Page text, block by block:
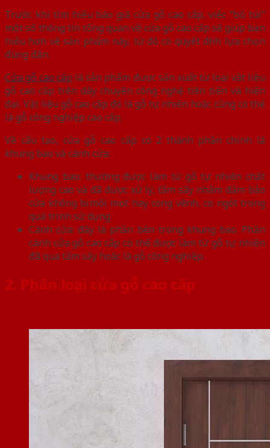
Trước khi tìm hiểu báo giá cửa gỗ cao cấp, việc ‘’bỏ túi’’
một số thông tin tổng quan về cửa gỗ cao cấp sẽ giúp bạn
hiểu hơn về sản phẩm này, từ đó có quyết định lựa chọn
đúng đắn.
Cửa gỗ cao cấp là sản phẩm được sản xuất từ loại vật liệu
gỗ cao cấp trên dây chuyền công nghệ tiên tiến và hiện
đại. Vật liệu gỗ cao cấp đó là gỗ tự nhiên hoặc cũng có thể
là gỗ công nghiệp cao cấp.
Về cấu tạo, cửa gỗ cao cấp có 2 thành phần chính là
khung bao và cánh cửa:
Khung bao: thường được làm từ gỗ tự nhiên chất
lượng cao và đã được xử lý, tầm sấy nhằm đảm bảo
cửa không bị mối mọt hay cong vênh, co ngót trong
quá trình sử dụng.
Cánh cửa: đây là phần bên trong khung bao. Phần
cánh cửa gỗ cao cấp có thể được làm từ gỗ tự nhiên
đã qua tẩm sấy hoặc là gỗ công nghiệp.
2. Phân loại cửa gỗ cao cấp